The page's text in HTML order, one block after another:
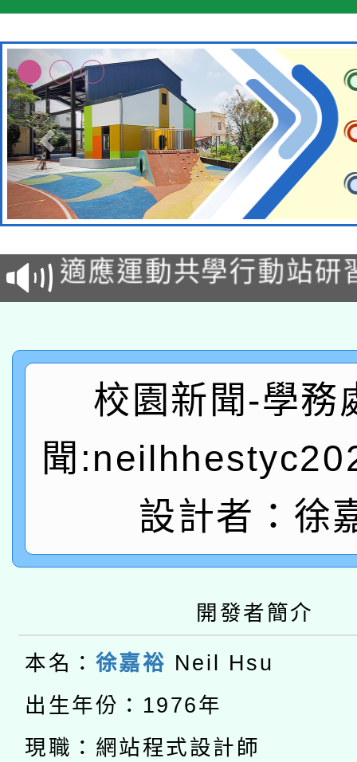
本校115學年度第2次
招甄選結果公告(無人
招)
適應運動共學行動站研
本館辦理115年度閱讀
暨閱讀推動專業研習
礎課程
A3數位素養講師名單
「數位內容與教學軟
pilot」
有關大陸委員會函釋公
薪期間赴陸應申請許可
轉知經濟部水利署委託
業技術研究院辦理「
動」
115年8月22日(星期六
開 智慧啟航」
本校115學年度第2次
招甄選結果公告(無人
招)
適應運動共學行動站研
本館辦理115年度閱讀
暨閱讀推動專業研習
科技賦能─人工智慧
校園新聞-學務
聞
設計者：徐
開發者簡介
本名： 徐嘉裕 Neil Hsu
出生年份：1976年
現職：網站程式設計師